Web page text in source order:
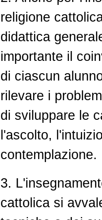
religione
didattica
importante il
di ciascun
rilevare i
di sviluppare le
l'ascolto,
contemplazione.
3.
cattolica si